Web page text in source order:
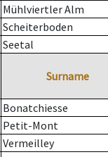
Mühlviertler Alm
Scheiterboden
Seetal
Surname
Bonatchiesse
Petit-Mont
Vermeilley